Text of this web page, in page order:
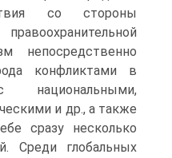
со стороны
непосредственно
конфликтами в
и др., а также
сразу несколько
Среди глобальных